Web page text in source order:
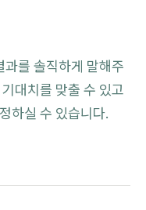
를 솔직하게 말해주
대치를 맞출 수 있고
하실 수 있습니다.